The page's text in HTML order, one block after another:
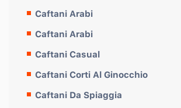
Caftani Arabi
Caftani Arabi
Caftani Casual
Caftani Corti Al Ginocchio
Caftani Da Spiaggia